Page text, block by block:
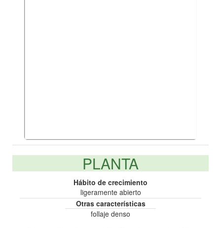
PLANTA
Hábito de crecimiento
ligeramente abierto
Otras características
follaje denso